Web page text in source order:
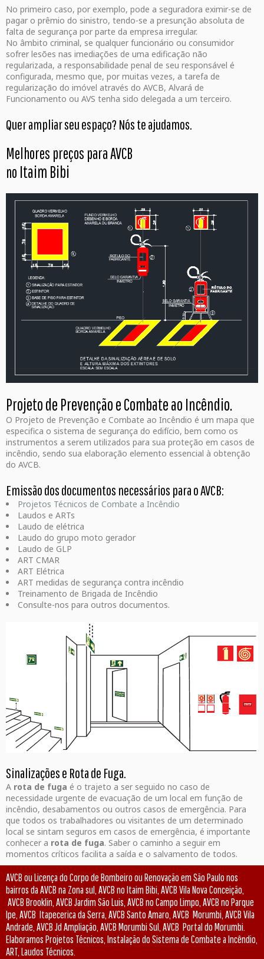
No primeiro caso, por exemplo, pode a seguradora eximir-se de
pagar o prêmio do sinistro, tendo-se a presunção absoluta de
falta de segurança por parte da empresa irregular.
No âmbito criminal, se qualquer funcionário ou consumidor
sofrer lesões nas imediações de uma edificação não
regularizada, a responsabilidade penal de seu responsável é
configurada, mesmo que, por muitas vezes, a tarefa de
regularização do imóvel através do AVCB, Alvará de
Funcionamento ou AVS tenha sido delegada a um terceiro.
Quer ampliar seu espaço? Nós te ajudamos.
Melhores preços para AVCB
no Itaim Bibi
Projeto de Prevenção e Combate ao Incêndio.
O Projeto de Prevenção e Combate ao Incêndio é um mapa que
especifica o sistema de segurança do edifício, bem como os
instrumentos a serem utilizados para sua proteção em casos de
incêndio, sendo sua elaboração elemento essencial à obtenção
do AVCB.
Emissão dos documentos necessários para o AVCB:
Projetos Técnicos de Combate a Incêndio
Laudos e ARTs
Laudo de elétrica
Laudo do grupo moto gerador
Laudo de GLP
ART CMAR
ART Elétrica
ART medidas de segurança contra incêndio
Treinamento de Brigada de Incêndio
Consulte-nos para outros documentos.
Sinalizações e Rota de Fuga.
A rota de fuga é o trajeto a ser seguido no caso de
necessidade urgente de evacuação de um local em função de
incêndio, desabamentos ou outros casos de emergência. Para
que todos os trabalhadores ou visitantes de um determinado
local se sintam seguros em casos de emergência, é importante
conhecer a rota de fuga. Saber o caminho a seguir em
momentos críticos facilita a saída e o salvamento de todos.
AVCB ou Licença do Corpo de Bombeiro ou Renovação em São Paulo nos
bairros da AVCB na Zona sul, AVCB no Itaim Bibi, AVCB Vila Nova Conceição,
AVCB Brooklin, AVCB Jardim São Luis, AVCB no Campo Limpo, AVCB no Parque
Ipe, AVCB Itapecerica da Serra, AVCB Santo Amaro, AVCB Morumbi, AVCB Vila
Andrade, AVCB Jd Ampliação, AVCB Morumbi Sul, AVCB Portal do Morumbi.
Elaboramos Projetos Técnicos, Instalação do Sistema de Combate a Incêndio,
ART, Laudos Técnicos.